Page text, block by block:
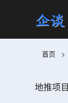
首页 >
地推项目